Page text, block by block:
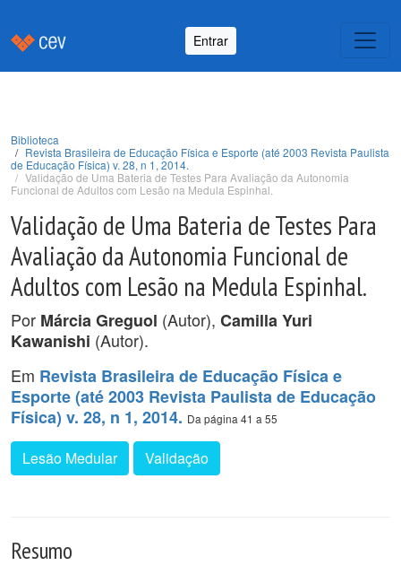
Entrar
Biblioteca
Revista Brasileira de Educação Física e Esporte (até 2003 Revista Paulista
de Educação Física) v. 28, n 1, 2014.
Validação de Uma Bateria de Testes Para Avaliação da Autonomia
Funcional de Adultos com Lesão na Medula Espinhal.
Validação de Uma Bateria de Testes Para
Avaliação da Autonomia Funcional de
Adultos com Lesão na Medula Espinhal.
Por Márcia Greguol (Autor), Camilla Yuri
Kawanishi (Autor).
Em Revista Brasileira de Educação Física e
Esporte (até 2003 Revista Paulista de Educação
Física) v. 28, n 1, 2014. Da página 41 a 55
Lesão Medular Validação
Resumo